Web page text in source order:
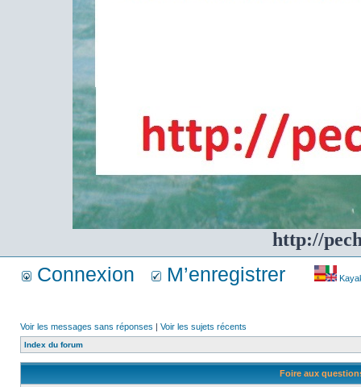
http://
Connexion M’enregistrer
Voir les messages sans réponses | Voir les sujets récents
Index du forum
Foire aux